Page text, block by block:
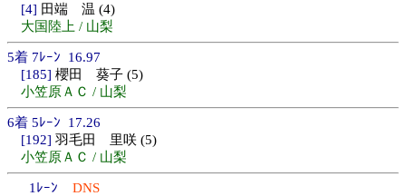
[4] 田端 温 (4)
大国陸上 / 山梨
5着 7ﾚｰﾝ 16.97
[185] 櫻田 葵子 (5)
小笠原ＡＣ / 山梨
6着 5ﾚｰﾝ 17.26
[192] 羽毛田 里咲 (5)
小笠原ＡＣ / 山梨
1ﾚｰﾝ DNS